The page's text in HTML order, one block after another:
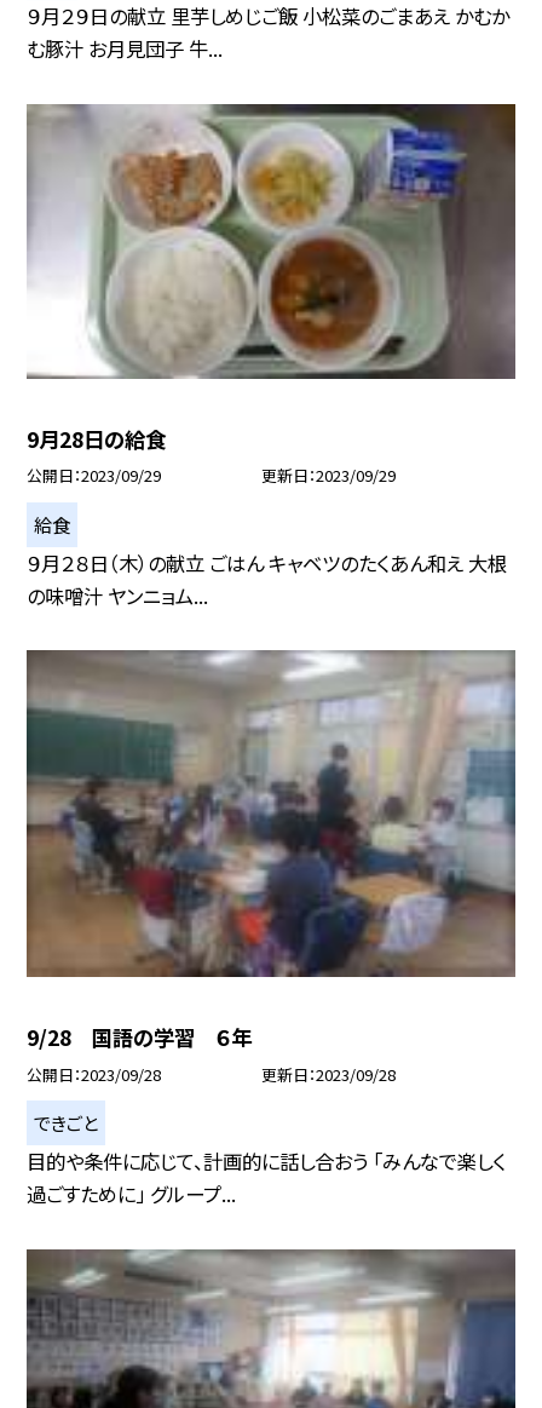
９月２９日の献立 里芋しめじご飯 小松菜のごまあえ かむか
む豚汁 お月見団子 牛...
9月28日の給食
公開日 2023/09/29 更新日 2023/09/29
給食
９月２８日（木）の献立 ごはん キャベツのたくあん和え 大根
の味噌汁 ヤンニョム...
9/28 国語の学習 ６年
公開日 2023/09/28 更新日 2023/09/28
できごと
目的や条件に応じて、計画的に話し合おう 「みんなで楽しく
過ごすために」 グループ...